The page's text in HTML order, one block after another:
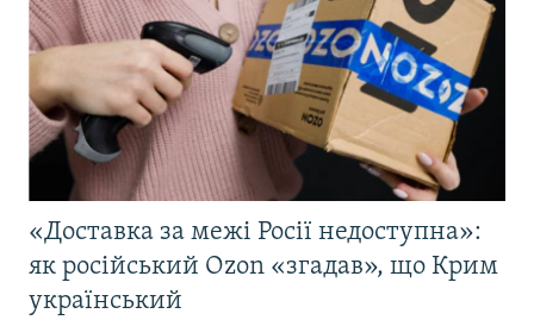
«Доставка за межі Росії недоступна»:
як російський Ozon «згадав», що Крим
український